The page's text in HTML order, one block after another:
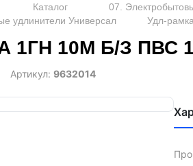
Каталог
07.
удлинители Универсал
Удл-
1ГН 10М Б/З ПВС
Артикул: 9632014